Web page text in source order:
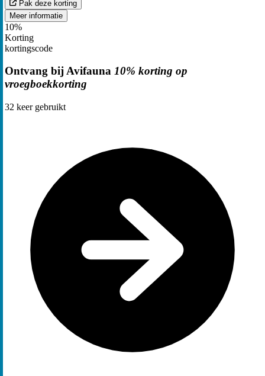
Pak deze korting
Meer informatie
10%
Korting
kortingscode
Ontvang bij Avifauna 10% korting op
vroegboekkorting
32 keer gebruikt